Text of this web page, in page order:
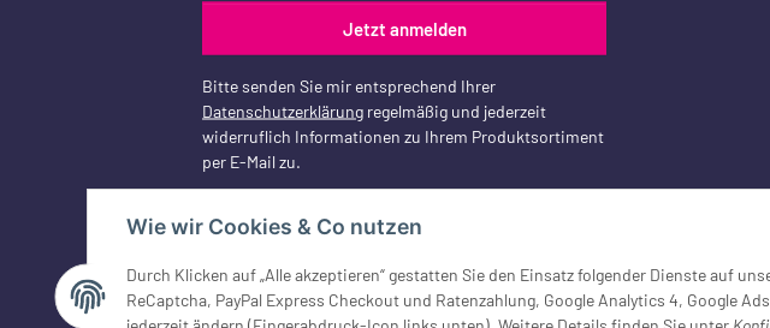
Wie wir Cookies & Co nutzen
Durch Klicken auf „Alle akzeptieren“ gestatten Sie den Einsatz folgender Dienste auf
ReCaptcha, PayPal Express Checkout und Ratenzahlung, Google Analytics 4, Google
Jetzt anmelden
Bitte senden Sie mir entsprechend Ihrer
Datenschutzerklärung regelmäßig und jederzeit
widerruflich Informationen zu Ihrem Produktsortiment
per E-Mail zu.
Vertrag widerrufen